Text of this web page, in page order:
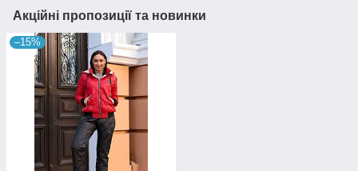
Акційні пропозиції та новинки
–15%